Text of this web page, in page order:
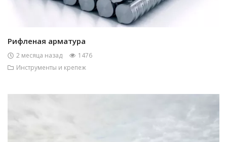
Рифленая арматура
2 месяца назад
1476
Инструменты и крепеж